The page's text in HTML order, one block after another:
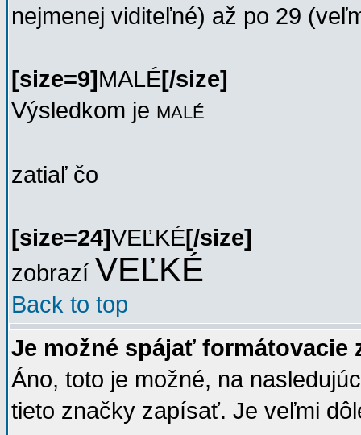
nejmenej viditeľné) až po 29
[size=9]MALÉ[/size]
Výsledkom je MALÉ
zatiaľ čo
[size=24]VEĽKÉ[/size]
zobrazí VEĽKÉ
Back to top
Je možné spájať formátovacie
Áno, toto je možné, na
tieto značky zapísať. Je veľmi